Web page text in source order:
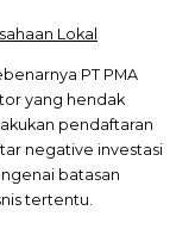
Lokal
PT PMA
yang hendak
pendaftaran
negative investasi
batasan
tertentu.